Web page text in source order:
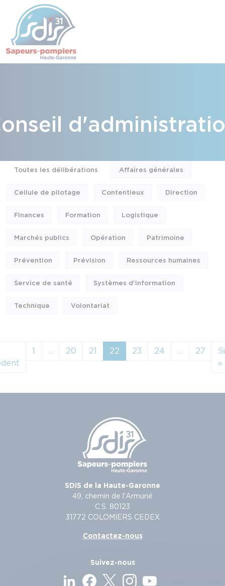
Toutes les délibérations Affaires générales
Cellule de pilotage Contentieux Direction
Finances Formation Logistique
Marchés publics Opération Patrimoine
Prévention Prévision Ressources humaines
Service de santé Systèmes d'information
Technique Volontariat
1 … 20 21 22 23 24 … 27
»
SDIS de la Haute-Garonne
49, chemin de l'Armurié
C.S. 80123
31772 COLOMIERS CEDEX
Contactez-nous
Suivez-nous
Panneau de gestion des cookies